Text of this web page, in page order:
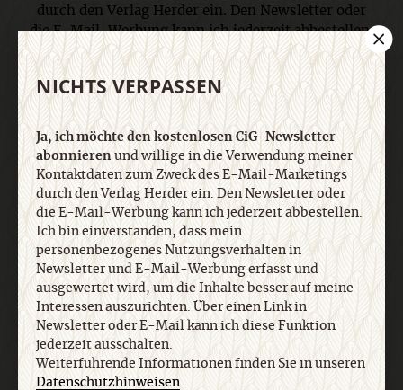
durch den Verlag Herder ein. Den Newsletter oder
die E-Mail-Werbung kann ich jederzeit abbestellen.
Ich bin einverstanden, dass mein
personenbezogenes Nutzungsverhalten in
Newsletter und E-Mail-Werbung erfasst und
ausgewertet wird, um die Inhalte besser auf meine
Interessen auszurichten. Über einen Link in
Newsletter oder E-Mail kann ich diese Funktion
jederzeit ausschalten. Weiterführende
Informationen finden Sie in unseren
Datenschutzhinweisen.
E-Mail
Jetzt anmelden
NICHTS VERPASSEN
Ja, ich möchte den kostenlosen CiG-Newsletter
abonnierenund willige in die Verwendung meiner
Kontaktdaten zum Zweck des E-Mail-Marketings
durch den Verlag Herder ein. Den Newsletter oder
die E-Mail-Werbung kann ich jederzeit abbestellen.
Ich bin einverstanden, dass mein
personenbezogenes Nutzungsverhalten in
Newsletter und E-Mail-Werbung erfasst und
ausgewertet wird, um die Inhalte besser auf meine
Interessen auszurichten. Über einen Link in
Newsletter oder E-Mail kann ich diese Funktion
jederzeit ausschalten.
Weiterführende Informationen finden Sie in unseren
Datenschutzhinweisen.